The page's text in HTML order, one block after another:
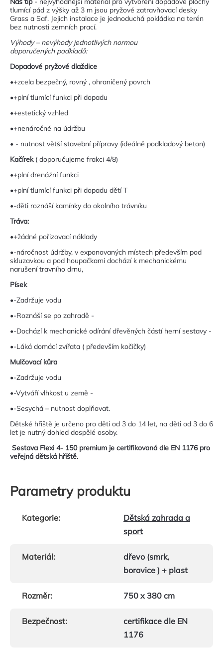
tlumící pád z výšky až 3 m jsou pryžové zatravňovací desky
Grass a Saf. Jejich instalace je jednoduchá pokládka na terén
bez nutnosti zemních prací.
Výhody – nevýhody jednotlivých normou
doporučených podkladů:
Dopadové pryžové dlaždice
•+zcela bezpečný, rovný , ohraničený povrch
•+plní tlumící funkci při dopadu
•+estetický vzhled
•+nenáročné na údržbu
• - nutnost větší stavební přípravy (ideálně podkladový beton)
Kačírek( doporučujeme frakci 4/8)
•+plní drenážní funkci
•+plní tlumící funkci při dopadu dětí T
•-děti roznáší kamínky do okolního trávníku
Tráva:
•+žádné pořizovací náklady
•-náročnost údržby, v exponovaných místech především pod
skluzavkou a pod houpačkami dochází k mechanickému
narušení travního drnu,
Písek
•-Zadržuje vodu
•-Roznáší se po zahradě -
•-Dochází k mechanické odírání dřevěných částí herní sestavy -
•-Láká domácí zvířata ( především kočičky)
Mulčovací kůra
•-Zadržuje vodu
•-Vytváří vlhkost u země -
•-Sesychá – nutnost doplňovat.
Dětské hřiště je určeno pro děti od 3 do 14 let, na děti od 3 do 6
let je nutný dohled dospělé osoby.
Sestava Flexi 4- 150 premium je certifikovaná dle EN 1176 pro
veřejná dětská hřiště.
Parametry produktu
Kategorie:
Dětská zahrada a
sport
Materiál:
dřevo (smrk,
borovice ) + plast
Rozměr: 750 x 380 cm
Bezpečnost:
certifikace dle EN
1176